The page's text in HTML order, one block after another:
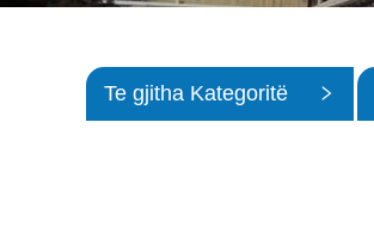
Te gjitha Kategoritë